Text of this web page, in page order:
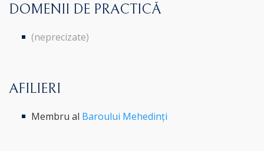
DOMENII DE PRACTICĂ
(neprecizate)
AFILIERI
Membru al Baroului Mehedinți